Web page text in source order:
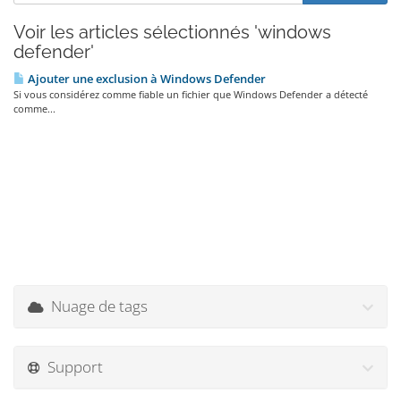
Voir les articles sélectionnés 'windows
defender'
Ajouter une exclusion à Windows Defender
Si vous considérez comme fiable un fichier que Windows Defender a détecté
comme...
Nuage de tags
Support